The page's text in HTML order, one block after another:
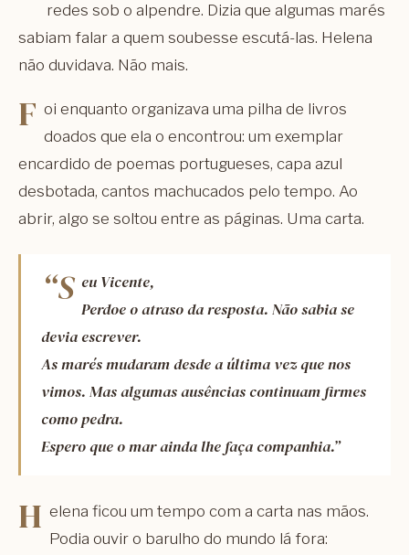
redes sob o alpendre. Dizia que algumas marés
sabiam falar a quem soubesse escutá-las. Helena
não duvidava. Não mais.
F oi enquanto organizava uma pilha de livros
doados que ela o encontrou: um exemplar
encardido de poemas portugueses, capa azul
desbotada, cantos machucados pelo tempo. Ao
abrir, algo se soltou entre as páginas. Uma carta.
“S eu Vicente,
Perdoe o atraso da resposta. Não sabia se
devia escrever.
As marés mudaram desde a última vez que nos
vimos. Mas algumas ausências continuam firmes
como pedra.
Espero que o mar ainda lhe faça companhia.”
H elena ficou um tempo com a carta nas mãos.
Podia ouvir o barulho do mundo lá fora: